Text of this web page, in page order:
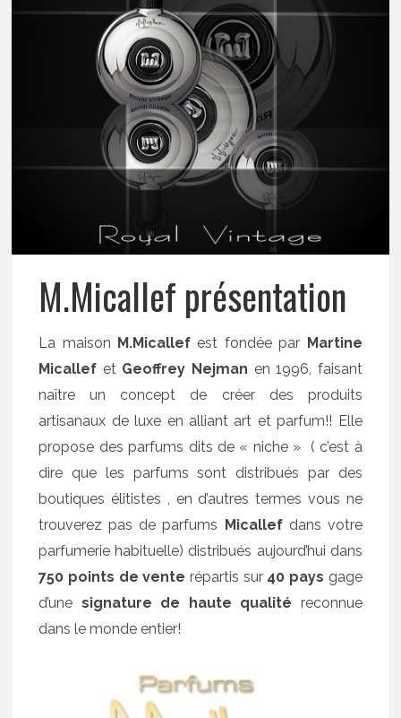
M.Micallef présentation
La maison M.Micallef est fondée par Martine
Micallef et Geoffrey Nejman en 1996, faisant
naître un concept de créer des produits
artisanaux de luxe en alliant art et parfum!! Elle
propose des parfums dits de « niche » ( c’est à
dire que les parfums sont distribués par des
boutiques élitistes , en d’autres termes vous ne
trouverez pas de parfums
Micallefdans votre
parfumerie habituelle) distribués aujourd’hui dans
750 points de vente répartis sur40 pays gage
d’une signature de haute qualité reconnue
dans le monde entier!